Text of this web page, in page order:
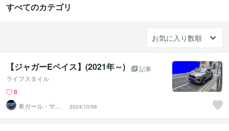
すべてのカテゴリ
【ジャガーEペイス】(2021年～)
記事
ライフスタイル
8
車ガール・サツ
キ＠車選び・購
入サポート
2024/10/06